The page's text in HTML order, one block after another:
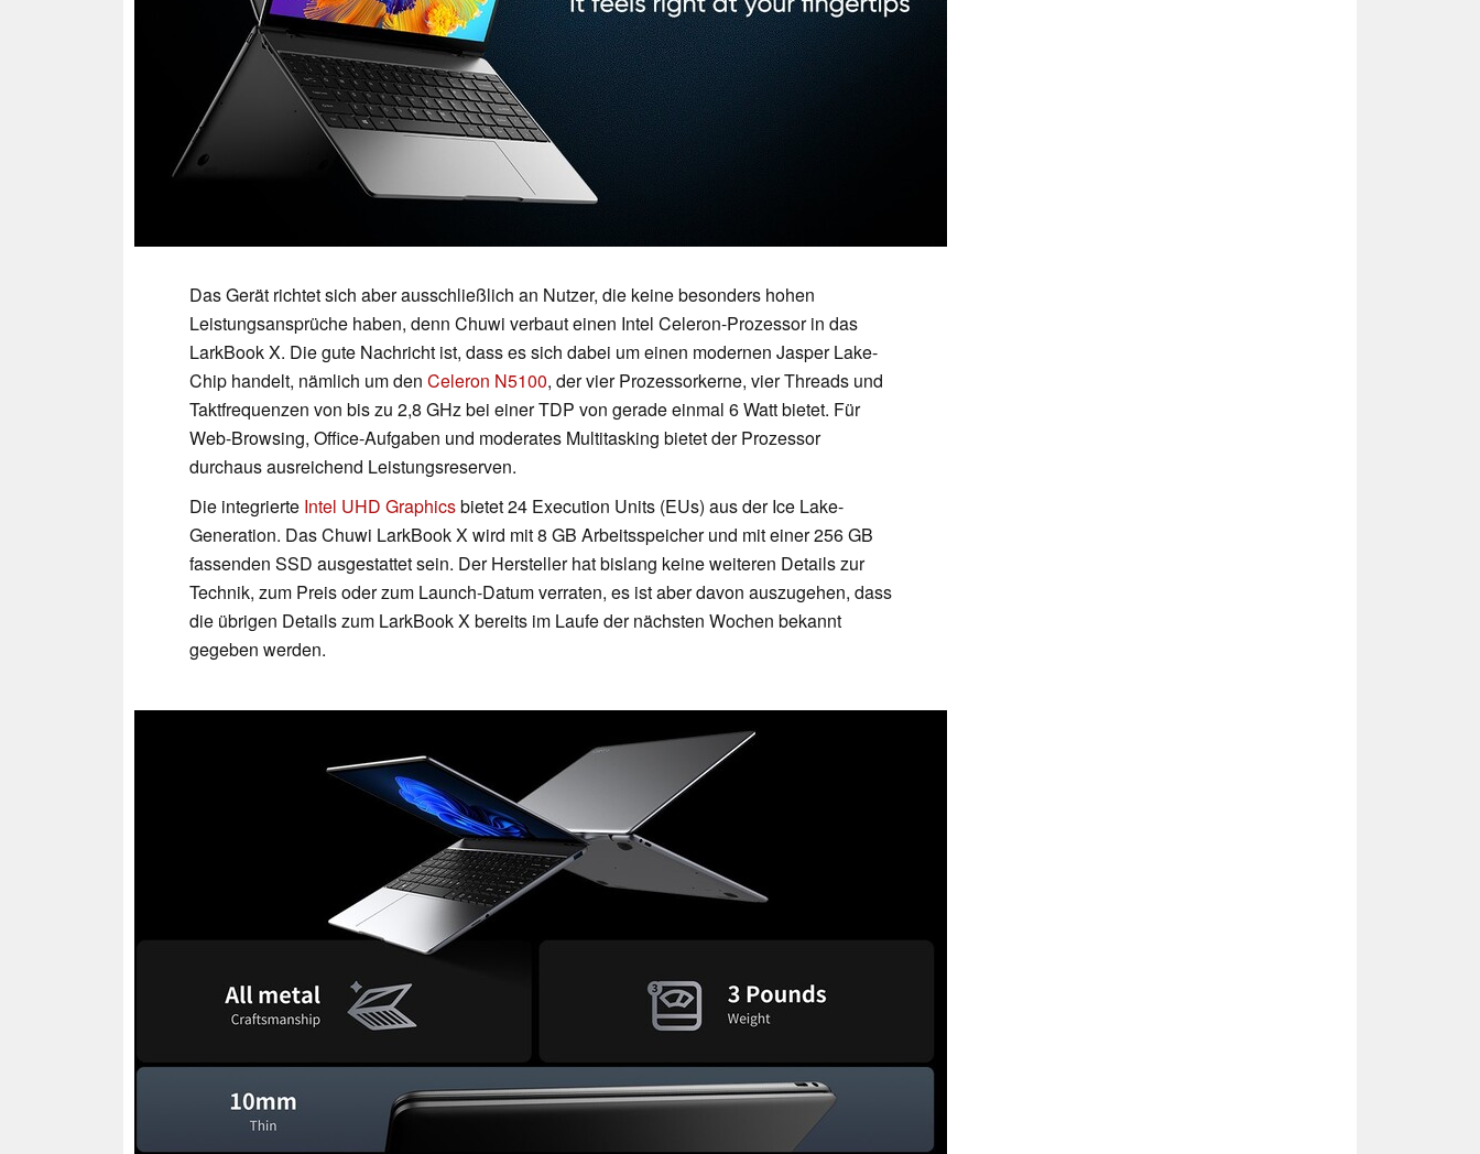
Das Gerät richtet sich aber ausschließlich an Nutzer, die keine besonders hohen
Leistungsansprüche haben, denn Chuwi verbaut einen Intel Celeron-Prozessor in das
LarkBook X. Die gute Nachricht ist, dass es sich dabei um einen modernen Jasper Lake-
Chip handelt, nämlich um den Celeron N5100, der vier Prozessorkerne, vier Threads und
Taktfrequenzen von bis zu 2,8 GHz bei einer TDP von gerade einmal 6 Watt bietet. Für
Web-Browsing, Office-Aufgaben und moderates Multitasking bietet der Prozessor
durchaus ausreichend Leistungsreserven.
Die integrierte Intel UHD Graphicsbietet 24 Execution Units (EUs) aus der Ice Lake-
Generation. Das Chuwi LarkBook X wird mit 8 GB Arbeitsspeicher und mit einer 256 GB
fassenden SSD ausgestattet sein. Der Hersteller hat bislang keine weiteren Details zur
Technik, zum Preis oder zum Launch-Datum verraten, es ist aber davon auszugehen, dass
die übrigen Details zum LarkBook X bereits im Laufe der nächsten Wochen bekannt
gegeben werden.